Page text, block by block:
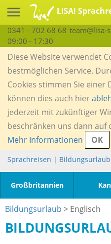
LISA!
0341 - 702 68 68 team@lisa-
09:00 - 17:30
Diese Website verwendet
bestmöglichen Service.
Cookies stimmen Sie einer
können dies auch hier
jederzeit mit zukünftiger
beschränken uns dann auf
Mehr Informationen
OK
Sprachreisen | Bildungsurlaub
Großbritannien
Bildungsurlaub > Englisch